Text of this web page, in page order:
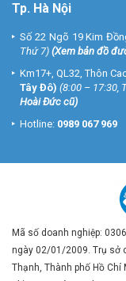
Tp. Hà Nội
Số 22 Ngõ 19 Kim
Thứ 7) (Xem bản đồ
Km17+, QL32, Thôn
Tây Đô) (8:00 – 17:30,
Hoài Đức cũ)
Hotline: 0989 067 969
Mã số doanh nghiệp:
ngày 02/01/2009. Trụ sở
Thạnh, Thành phố Hồ Chí